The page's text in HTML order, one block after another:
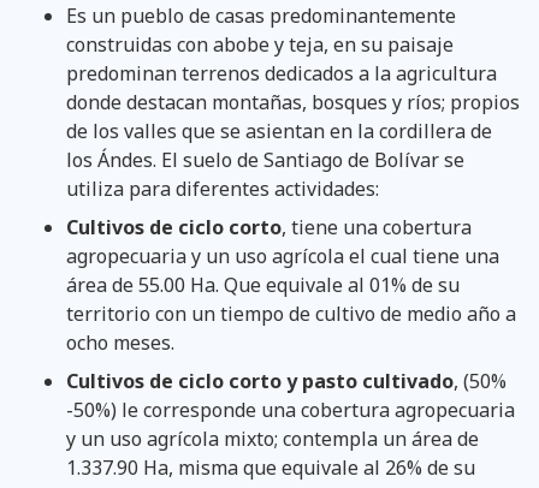
Es un pueblo de casas predominantemente
construidas con abobe y teja, en su paisaje
predominan terrenos dedicados a la agricultura
donde destacan montañas, bosques y ríos; propios
de los valles que se asientan en la cordillera de
los Ándes. El suelo de Santiago de Bolívar se
utiliza para diferentes actividades:
Cultivos de ciclo corto, tiene una cobertura
agropecuaria y un uso agrícola el cual tiene una
área de 55.00 Ha. Que equivale al 01% de su
territorio con un tiempo de cultivo de medio año a
ocho meses.
Cultivos de ciclo corto y pasto cultivado, (50%
-50%) le corresponde una cobertura agropecuaria
y un uso agrícola mixto; contempla un área de
1.337.90 Ha, misma que equivale al 26% de su